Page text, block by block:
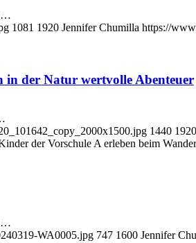
1081 1920 Jennifer Chumilla https://
in der Natur wertvolle Abenteuer
1440 1920
der Vorschule A erleben beim
WA0005.jpg 747 1600 Jennifer